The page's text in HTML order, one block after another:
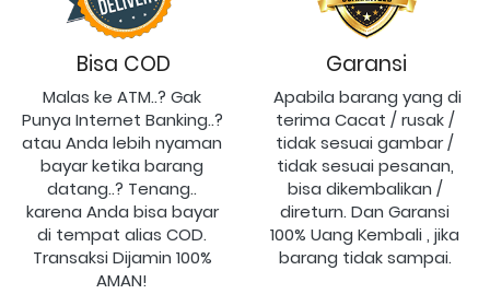
Bisa COD
Malas ke ATM..? Gak
Punya Internet Banking..?
atau Anda lebih nyaman
bayar ketika barang
datang..? Tenang..
karena Anda bisa bayar
di tempat alias COD.
Transaksi Dijamin 100%
AMAN!
Garansi
Apabila barang yang di
terima Cacat / rusak /
tidak sesuai gambar /
tidak sesuai pesanan,
bisa dikembalikan /
direturn. Dan Garansi
100% Uang Kembali , jika
barang tidak sampai.